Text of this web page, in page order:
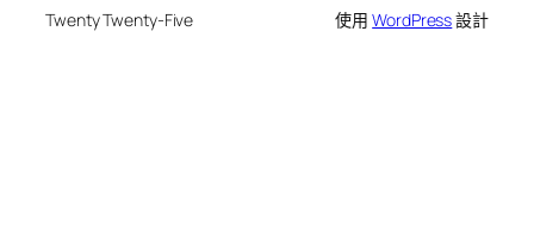
Twenty Twenty-Five 使用WordPress設計